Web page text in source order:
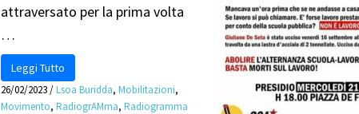
attraversato per la prima volta
…
Leggi Tutto
26/02/2023/Lsoa Buridda,Mobilitazioni,
Movimento,RadiogrAMma,Radiogramma